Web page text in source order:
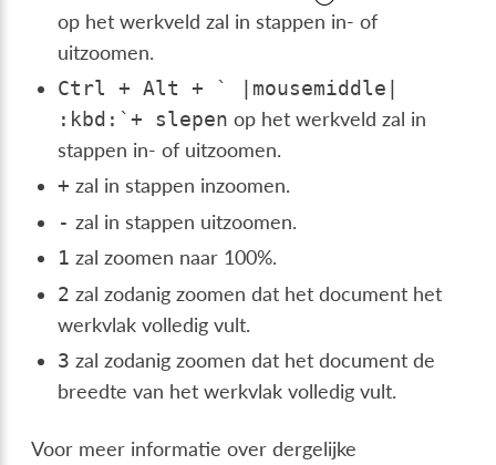
op het werkveld zal in stappen in- of
uitzoomen.
Ctrl + Alt + `
|mousemiddle|
:kbd:`+ slepen op het werkveld zal in
stappen in- of uitzoomen.
+ zal in stappen inzoomen.
- zal in stappen uitzoomen.
1 zal zoomen naar 100%.
2 zal zodanig zoomen dat het document het
werkvlak volledig vult.
3 zal zodanig zoomen dat het document de
breedte van het werkvlak volledig vult.
Voor meer informatie over dergelijke